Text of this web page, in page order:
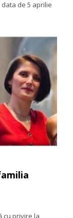
de 5 aprilie
cu privire la